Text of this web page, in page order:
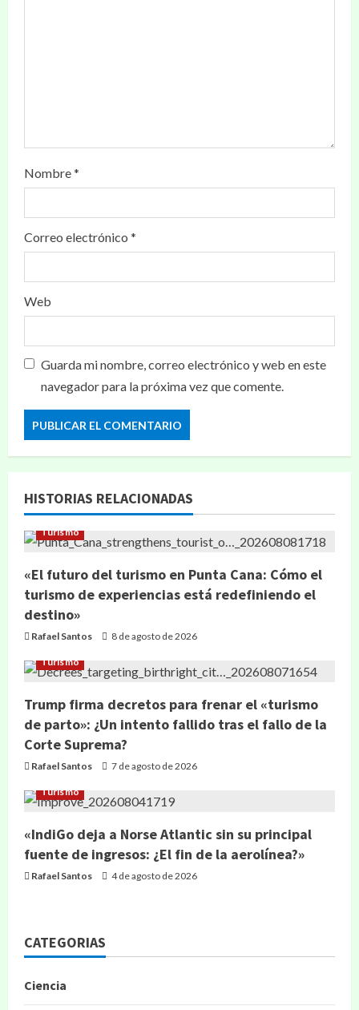
Nombre*
Correo electrónico *
Web
Guarda mi nombre, correo electrónico y web en este
navegador para la próxima vez que comente.
HISTORIAS RELACIONADAS
Turismo
«El futuro del turismo en Punta Cana: Cómo el
turismo de experiencias está redefiniendo el
destino»
Rafael Santos 8 de agosto de 2026
Turismo
Trump firma decretos para frenar el «turismo
de parto»: ¿Un intento fallido tras el fallo de la
Corte Suprema?
Rafael Santos 7 de agosto de 2026
Turismo
«IndiGo deja a Norse Atlantic sin su principal
fuente de ingresos: ¿El fin de la aerolínea?»
Rafael Santos 4 de agosto de 2026
CATEGORIAS
Ciencia